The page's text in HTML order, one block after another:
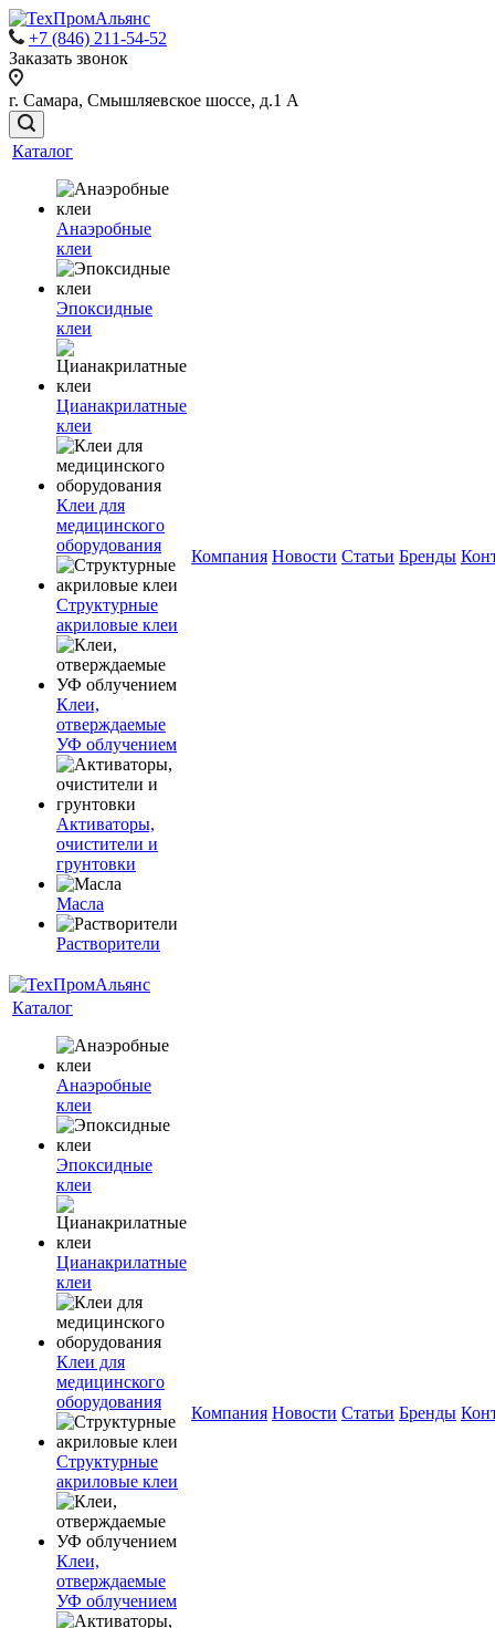
+7 (846) 211-54-52
Заказать звонок
г. Самара, Смышляевское шоссе, д.1 А
Каталог
Анаэробные
клеи
Эпоксидные
клеи
Цианакрилатные
клеи
Клеи для
медицинского
оборудования
Структурные
акриловые клеи
Клеи,
отверждаемые
УФ облучением
Активаторы,
очистители и
грунтовки
Масла
Растворители
Компания Новости Статьи Бренды
Каталог
Анаэробные
клеи
Эпоксидные
клеи
Цианакрилатные
клеи
Клеи для
медицинского
оборудования
Структурные
акриловые клеи
Клеи,
отверждаемые
УФ облучением
Компания Новости Статьи Бренды